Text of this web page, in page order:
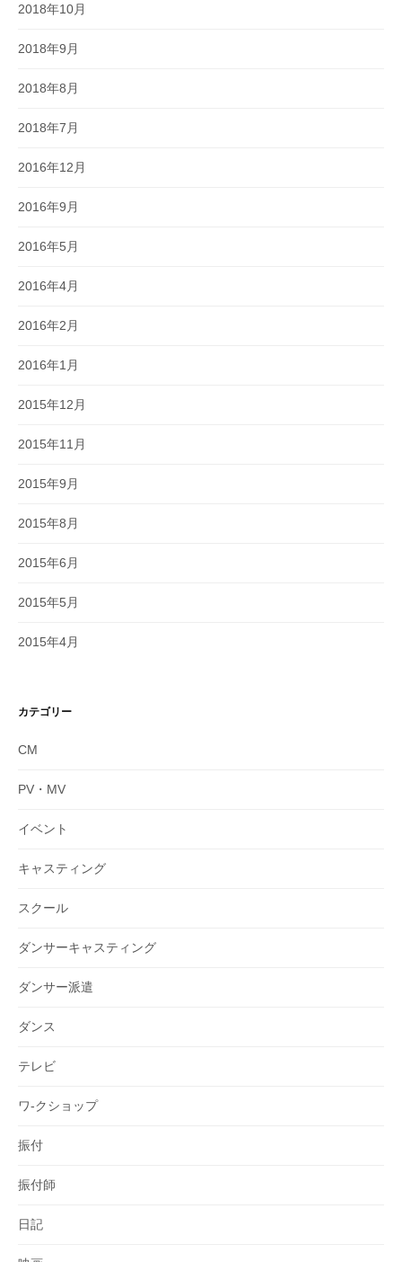
2018年10月
2018年9月
2018年8月
2018年7月
2016年12月
2016年9月
2016年5月
2016年4月
2016年2月
2016年1月
2015年12月
2015年11月
2015年9月
2015年8月
2015年6月
2015年5月
2015年4月
カテゴリー
CM
PV・MV
イベント
キャスティング
スクール
ダンサーキャスティング
ダンサー派遣
ダンス
テレビ
ワ-クショップ
振付
振付師
日記